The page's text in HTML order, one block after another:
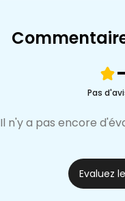
Pas
Il n'y a pas encore
Evaluez